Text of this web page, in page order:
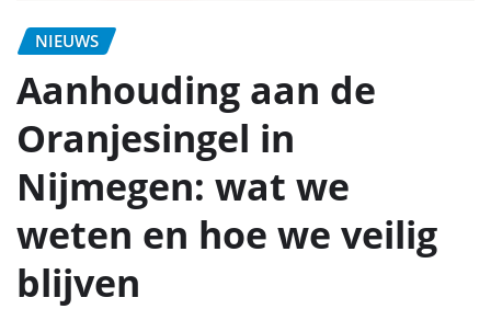
NIEUWS
Aanhouding aan de
Oranjesingel in
Nijmegen: wat we
weten en hoe we veilig
blijven